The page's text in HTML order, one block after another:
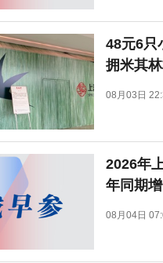
48元6只
拥米其
08月03日
2026年
年同期
08月04日